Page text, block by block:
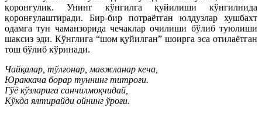
қоронғулик. Унинг кўнгилга қуйилиши кўнгилнида
қоронғулаштиради. Бир-бир потраётган юлдузлар хушбахт
одамга тун чаманзорида чечаклар очилиши бўлиб туюлиши
шаксиз эди. Кўнглига “шом қуйилган” шоирга эса отилаётган
тош бўлиб кўринади.
Чайқалар, тўлғонар, мавжланар кеча,
Юраккача борар туннинг титроғи.
Гўё кўзларига санчилмоқчидай,
Кўкда ялтирайди ойнинг ўроғи.